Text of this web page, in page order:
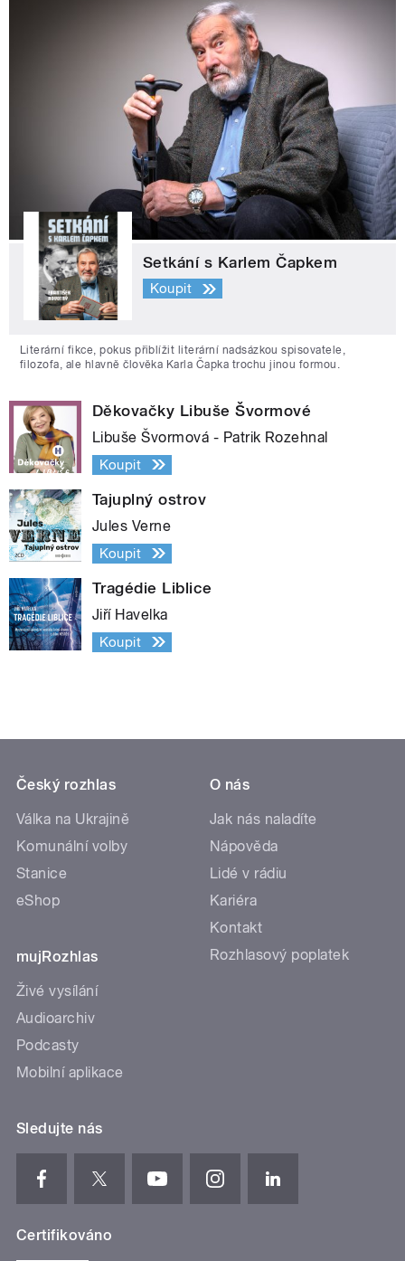
Setkání s Karlem Čapkem
Koupit
Literární fikce, pokus přiblížit literární nadsázkou spisovatele,
filozofa, ale hlavně člověka Karla Čapka trochu jinou formou.
Děkovačky Libuše Švormové
Libuše Švormová - Patrik Rozehnal
Koupit
Tajuplný ostrov
Jules Verne
Koupit
Tragédie Liblice
Jiří Havelka
Koupit
Český rozhlas
Válka na Ukrajině
Komunální volby
Stanice
eShop
mujRozhlas
Živé vysílání
Audioarchiv
Podcasty
Mobilní aplikace
O nás
Jak nás naladíte
Nápověda
Lidé v rádiu
Kariéra
Kontakt
Rozhlasový poplatek
Sledujte nás
Certifikováno